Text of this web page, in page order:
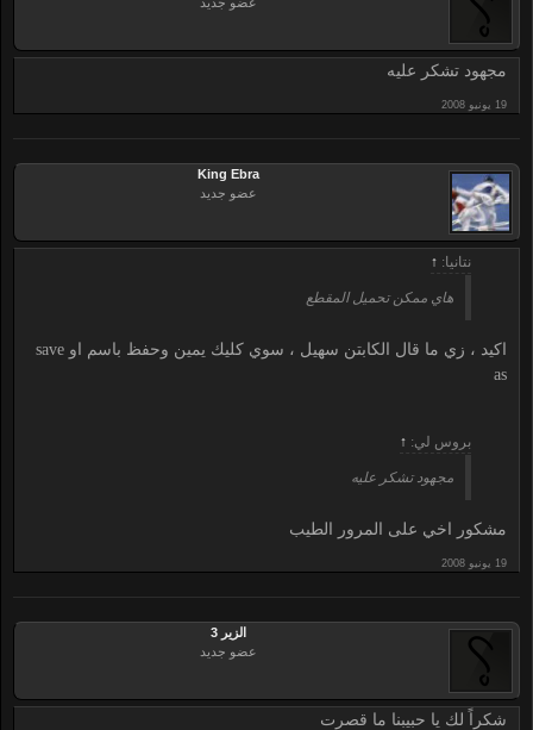
مجهود تشكر عليه
King Ebra
عضو جديد
نتانيا: ↑
هاي ممكن تحميل المقطع
اكيد ، زي ما قال الكابتن سهيل ، سوي كليك يمين وحفظ باسم او save
as
بروس لي: ↑
مجهود تشكر عليه
مشكور اخي على المرور الطيب
الزير 3
عضو جديد
شكراً لك يا حبيبنا ما قصرت